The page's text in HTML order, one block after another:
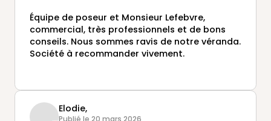
Équipe de poseur et Monsieur Lefebvre,
commercial, très professionnels et de bons
conseils. Nous sommes ravis de notre véranda.
Société à recommander vivement.
Elodie,
Publié le 20 mars 2026